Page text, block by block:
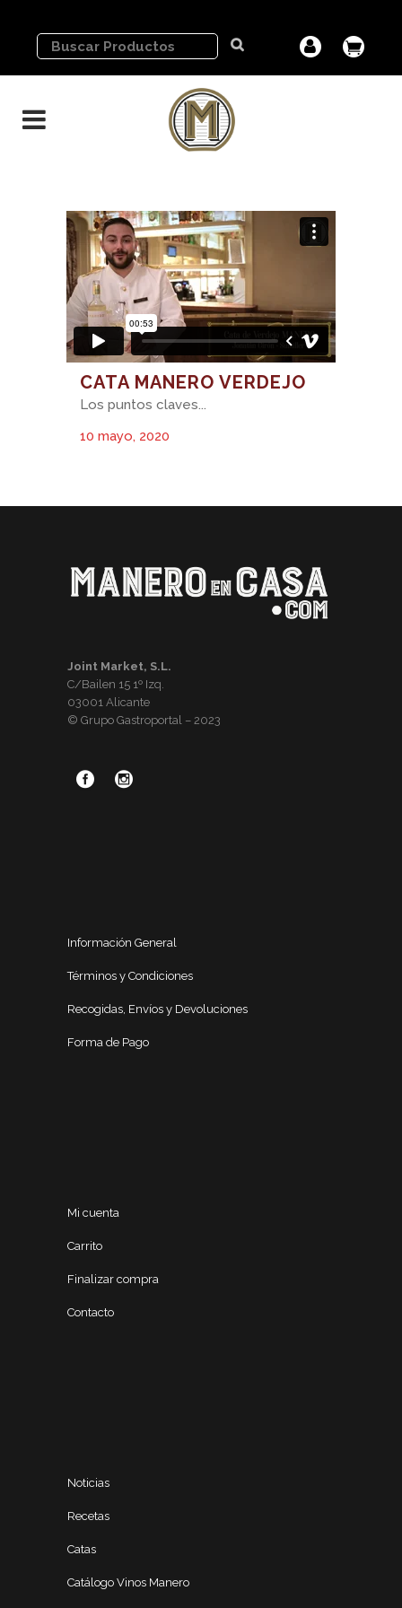
CATA MANERO VERDEJO
Los puntos claves...
10 mayo, 2020
Joint Market, S.L.
C/Bailen 15 1º Izq.
03001 Alicante
© Grupo Gastroportal – 2023
Información General
Términos y Condiciones
Recogidas, Envíos y Devoluciones
Forma de Pago
Mi cuenta
Carrito
Finalizar compra
Contacto
Noticias
Recetas
Catas
Catálogo Vinos Manero